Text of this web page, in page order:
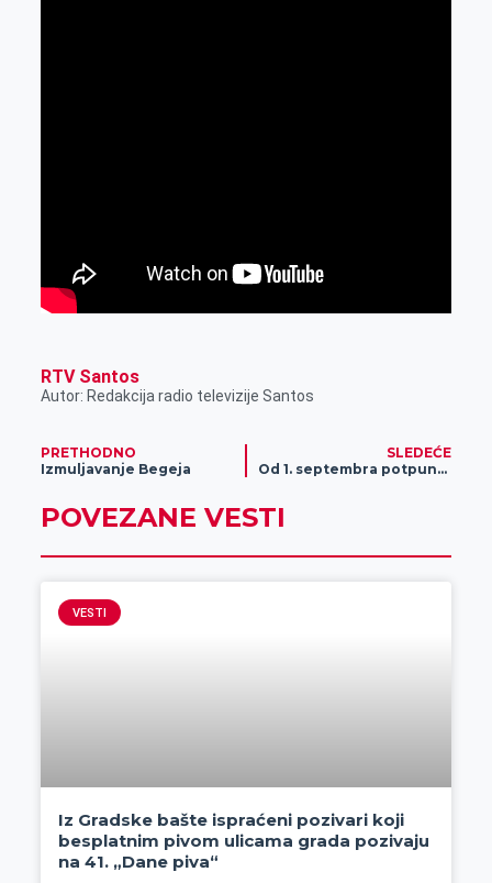
RTV Santos
Autor: Redakcija radio televizije Santos
PRETHODNO
Izmuljavanje Begeja
SLEDEĆE
Od 1. septembra potpuno novi sistem nastave u školama
POVEZANE VESTI
VESTI
Iz Gradske bašte ispraćeni pozivari koji
besplatnim pivom ulicama grada pozivaju
na 41. „Dane piva“